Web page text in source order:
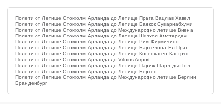
Полети от Летище Стокхолм Арланда до Летище Прага Вацлав Хавел
Полети от Летище Стокхолм Арланда до Летище Банкок Суварнабхуми
Полети от Летище Стокхолм Арланда до Международно летище Виена
Полети от Летище Стокхолм Арланда до Летище Шипхол Амстердам
Полети от Летище Стокхолм Арланда до Летище Рим Фиумичино
Полети от Летище Стокхолм Арланда до Летище Барселона Ел Прат
Полети от Летище Стокхолм Арланда до Летище Копенхаген Каструп
Полети от Летище Стокхолм Арланда до Vilnius Airport
Полети от Летище Стокхолм Арланда до Летище Париж-Шарл дьо Гол
Полети от Летище Стокхолм Арланда до Летище Берген
Полети от Летище Стокхолм Арланда до Международно летище Берлин
Бранденбург